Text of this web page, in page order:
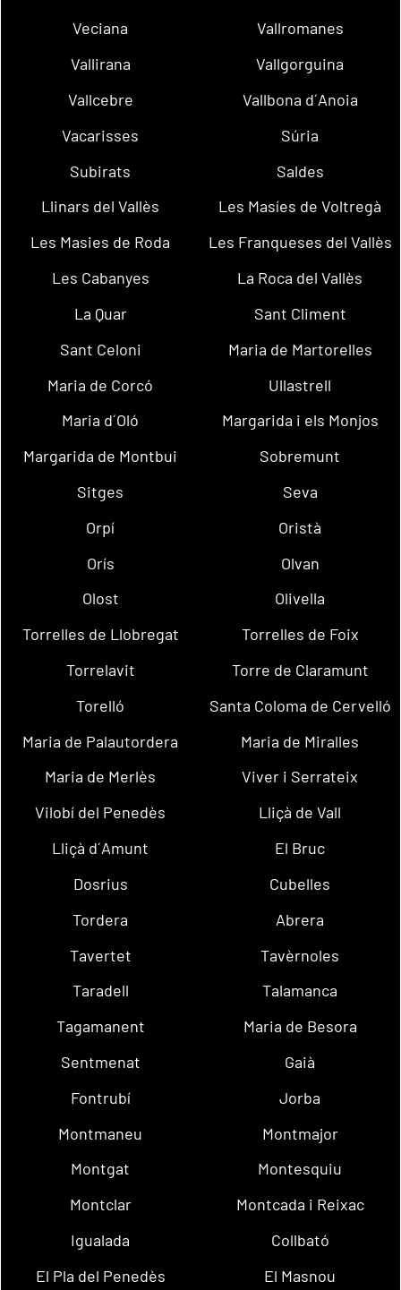
Veciana
Vallromanes
Vallirana
Vallgorguina
Vallcebre
Vallbona d´Anoia
Vacarisses
Súria
Subirats
Saldes
Llinars del Vallès
Les Masíes de Voltregà
Les Masies de Roda
Les Franqueses del Vallès
Les Cabanyes
La Roca del Vallès
La Quar
Sant Climent
Sant Celoni
Maria de Martorelles
Maria de Corcó
Ullastrell
Maria d´Oló
Margarida i els Monjos
Margarida de Montbui
Sobremunt
Sitges
Seva
Orpí
Oristà
Orís
Olvan
Olost
Olivella
Torrelles de Llobregat
Torrelles de Foix
Torrelavit
Torre de Claramunt
Torelló
Santa Coloma de Cervelló
Maria de Palautordera
Maria de Miralles
Maria de Merlès
Viver i Serrateix
Vilobí del Penedès
Lliçà de Vall
Lliçà d´Amunt
El Bruc
Dosrius
Cubelles
Tordera
Abrera
Tavertet
Tavèrnoles
Taradell
Talamanca
Tagamanent
Maria de Besora
Sentmenat
Gaià
Fontrubí
Jorba
Montmaneu
Montmajor
Montgat
Montesquiu
Montclar
Montcada i Reixac
Igualada
Collbató
El Pla del Penedès
El Masnou